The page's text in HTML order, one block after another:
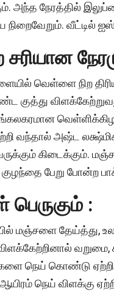
அந்த நேரத்தில்
வீட்டில்
வெள்ளை நிற
குத்து
வந்தால் அஷ்ட
கிடைக்கும். மஞ்சள்
பேறு போன்ற
:
மஞ்சளை தேய்த்து,
விளக்கேற்றினால்
நெய் கொண்டு
நெய் விளக்கு